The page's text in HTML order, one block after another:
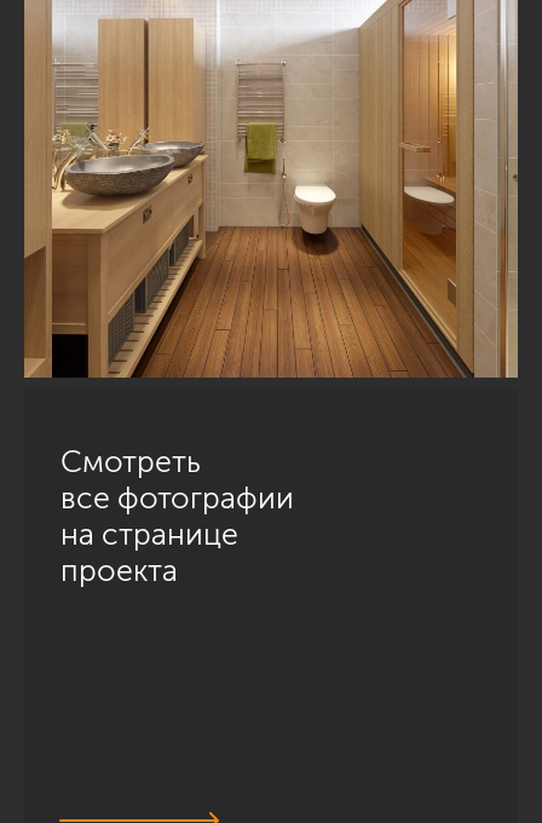
Смотреть
все фотографии
на странице
проекта